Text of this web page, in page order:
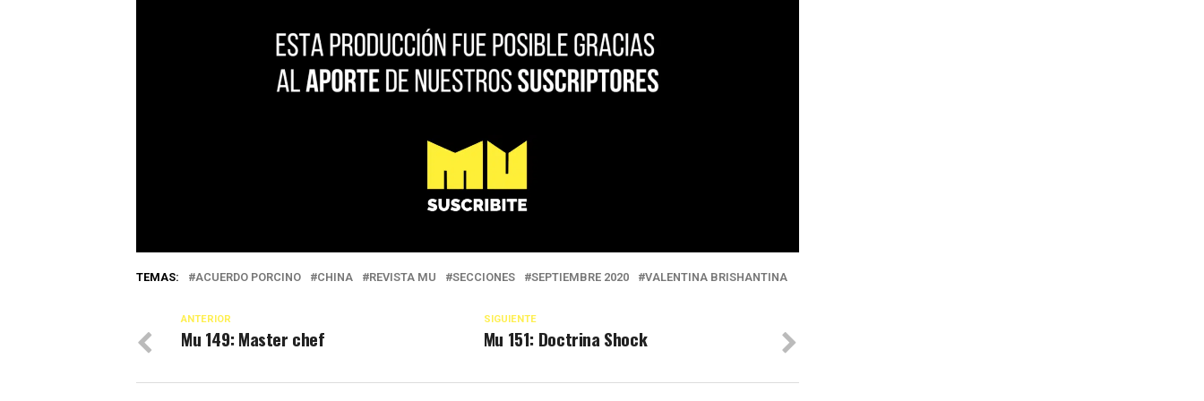
TEMAS: ACUERDO PORCINO CHINA REVISTA MU SECCIONES SEPTIEMBRE 2020 VALENTINA BRISHANTINA
SIGUIENTE
Mu 151: Doctrina Shock
ANTERIOR
Mu 149: Master chef